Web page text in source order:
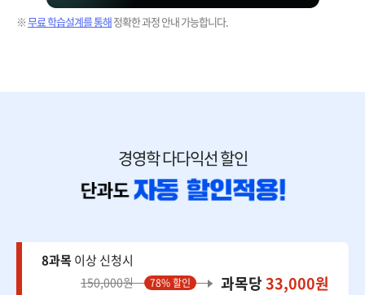
※무료 학습설계를 통해정확한 과정 안내 가능합니다.
경영학 다다익선 할인
8과목이상 신청시
150,000원 78% 할인 과목당33,000원